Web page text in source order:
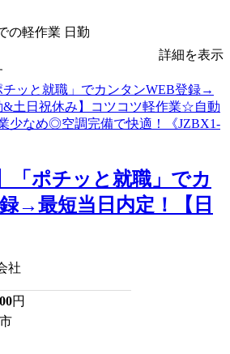
の軽作業 日勤
詳細を表示
「ポチッと就職」でカ
→最短当日内定！【日
社
円